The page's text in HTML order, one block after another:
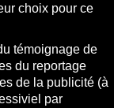
choix pour ce
témoignage de
du reportage
de la publicité (à
par